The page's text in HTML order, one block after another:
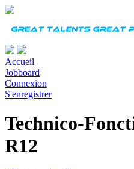
Accueil
Jobboard
Connexion
S'enregistrer
Technico-
R12